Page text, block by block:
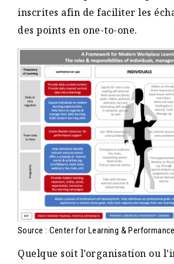
inscrites afin de faciliter les
des points en one-to-one.
Source : Center for Learning &
Quelque soit l’organisation ou